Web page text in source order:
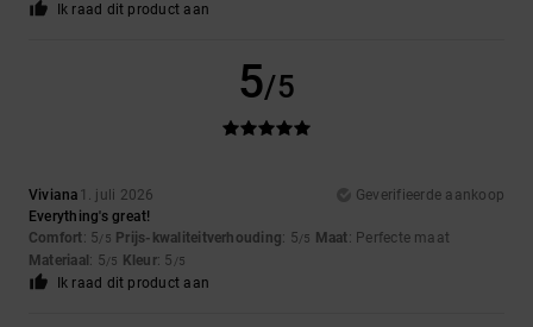
Ik raad dit product aan
5/5
Viviana 1. juli 2026
Geverifieerde aankoop
Everything's great!
Comfort: 5/5 Prijs-kwaliteitverhouding: 5/5 Maat: Perfecte maat
Materiaal : 5/5 Kleur: 5 /5
Ik raad dit product aan